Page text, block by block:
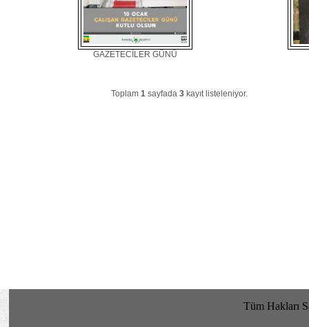
GAZETECİLER GÜNÜ
Toplam1 sayfada3 kayıt listeleniyor.
Tüm